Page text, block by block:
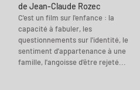
de Jean-Claude Rozec
C'est un film sur l'enfance : la
capacité à fabuler, les
questionnements sur l'identité, le
sentiment d'appartenance à une
famille, l'angoisse d'être rejeté...